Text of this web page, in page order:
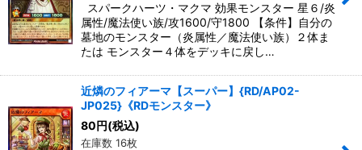
スパークハーツ・マクマ 効果モンスター 星６/炎
属性/魔法使い族/攻1600/守1800 【条件】自分の
墓地のモンスター（炎属性／魔法使い族）２体ま
たは モンスター４体をデッキに戻し…
近燐のフィアーマ【スーパー】{RD/AP02-
JP025}《RDモンスター》
80円(税込)
在庫数 16枚